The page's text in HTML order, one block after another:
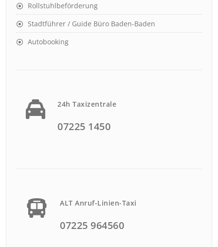
Rollstuhlbeförderung
Stadtführer / Guide Büro Baden-Baden
Autobooking
24h Taxizentrale
07225 1450
ALT Anruf-Linien-Taxi
07225 964560